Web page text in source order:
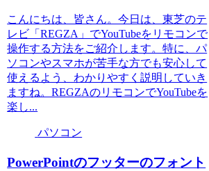
こんにちは、皆さん。今日は、東芝のテ
レビ「REGZA」でYouTubeをリモコンで
操作する方法をご紹介します。特に、パ
ソコンやスマホが苦手な方でも安心して
使えるよう、わかりやすく説明していき
ますね。REGZAのリモコンでYouTubeを
楽し...
パソコン
PowerPointのフッターのフォント